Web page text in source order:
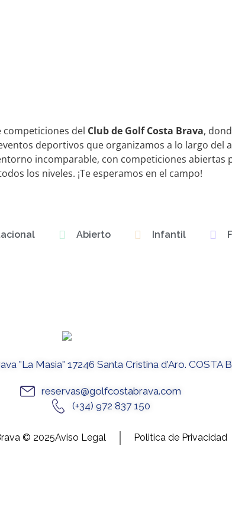
competiciones del Club de Golf Costa Brava,
deportivos que organizamos a lo largo del
incomparable, con competiciones abiertas
los niveles. ¡Te esperamos en el campo!
Abierto Infantil
"La Masia" 17246 Santa Cristina d'Aro. COSTA
reservas@golfcostabrava.com
(+34) 972 837 150
© 2025Aviso Legal Politica de Privacidad